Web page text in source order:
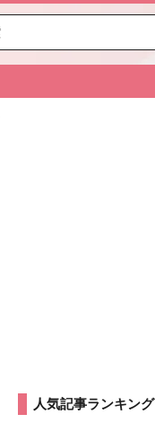
人気記事ランキング